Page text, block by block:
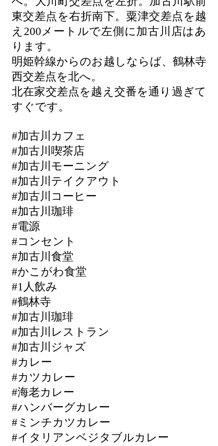
東交差点を右折南下。粟津交差点を越
え200メートルで左側に加古川店はあ
ります。
明姫幹線からのお越しならば、鶴林寺
西交差点を北へ。
北在家交差点を越え交番を通り過ぎて
すぐです。
#加古川カフェ
#加古川喫茶店
#加古川モーニング
#加古川テイクアウト
#加古川コーヒー
#加古川珈琲
#電源
#コンセント
#加古川食堂
#かこがわ食堂
#1人飲み
#鶴林寺
#加古川珈琲
#加古川レストラン
#加古川ジャズ
#カレー
#カツカレー
#海老カレー
#ハンバーグカレー
#ミンチカツカレー
#イタリアンベジタブルカレー